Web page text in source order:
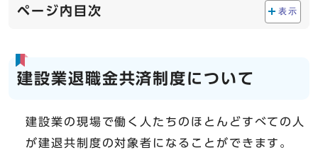
ページ内目次 表示
建設業退職金共済制度について
建設業の現場で働く人たちのほとんどすべての人
が建退共制度の対象者になることができます。